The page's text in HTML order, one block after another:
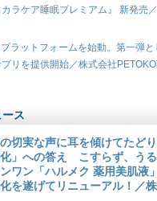
ラケア睡眠プレミアム』 新発売
ラットフォームを始動。第一弾
リを提供開始／株式会社
ス
切実な声に耳を傾けてたど
化」への答え こすらず、う
ワン「ハルメク 薬用美肌液
を遂げてリニューアル！／